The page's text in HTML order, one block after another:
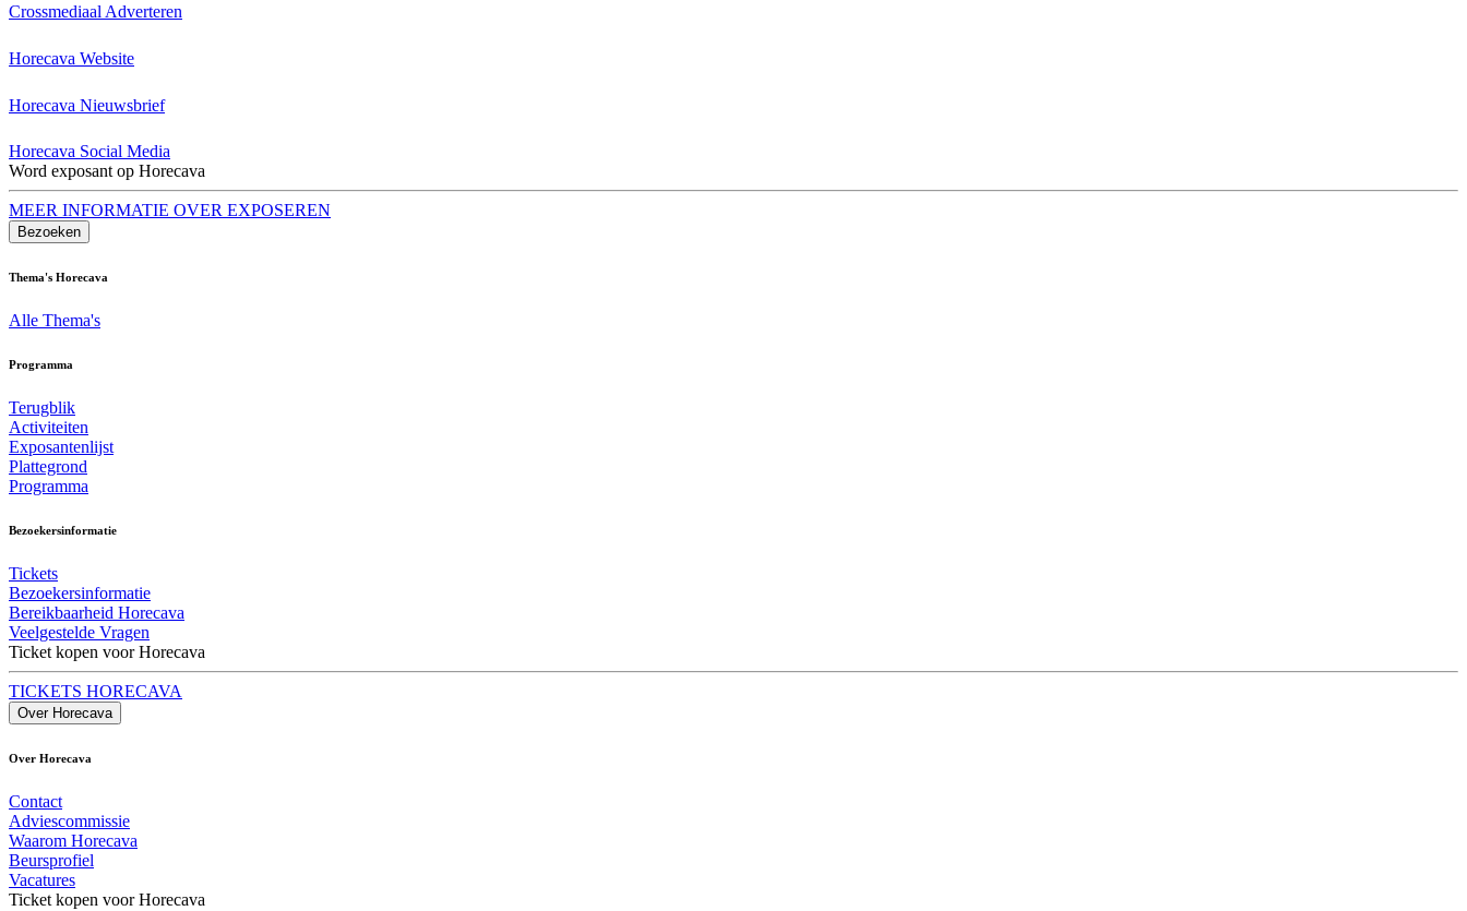
Crossmediaal Adverteren
Horecava Website
Horecava Nieuwsbrief
Horecava Social Media
Word exposant op Horecava
MEER INFORMATIE OVER EXPOSEREN
Bezoeken
Thema's Horecava
Alle Thema's
Programma
Terugblik
Activiteiten
Exposantenlijst
Plattegrond
Programma
Bezoekersinformatie
Tickets
Bezoekersinformatie
Bereikbaarheid Horecava
Veelgestelde Vragen
Ticket kopen voor Horecava
TICKETS HORECAVA
Over Horecava
Over Horecava
Contact
Adviescommissie
Waarom Horecava
Beursprofiel
Vacatures
Ticket kopen voor Horecava